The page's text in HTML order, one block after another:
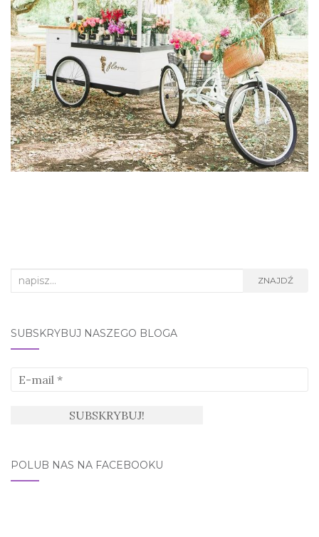
Search
ZNAJDŹ
SUBSKRYBUJ NASZEGO BLOGA
POLUB NAS NA FACEBOOKU